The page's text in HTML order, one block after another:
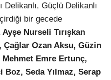
Delikanlı, Güçlü Delikanlı
bir gecede
Ayşe Nurseli Tırışkan
Çağlar Ozan Aksu, Güzin
Emre Ertunç,
Seda Yılmaz, Serap